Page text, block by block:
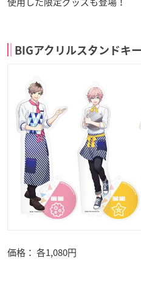
BIGアクリルスタンドキ
価格： 各1,080円